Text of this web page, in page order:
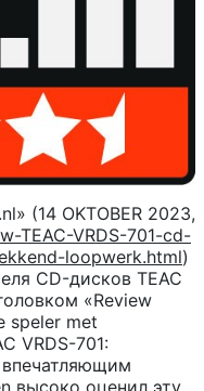
(14 OKTOBER 2023,
TEAC-VRDS-701-cd-
loopwerk.html)
CD-дисков TEAC
«Review
speler met
VRDS-701:
высоко оценил эту